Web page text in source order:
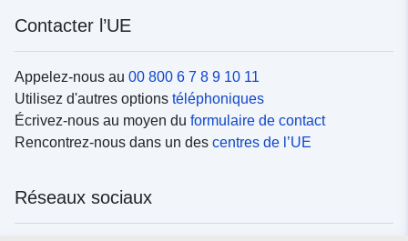
Contacter l’UE
Appelez-nous au 00 800 6 7 8 9 10 11
Utilisez d'autres options téléphoniques
Écrivez-nous au moyen du formulaire de contact
Rencontrez-nous dans un des centres de l’UE
Réseaux sociaux